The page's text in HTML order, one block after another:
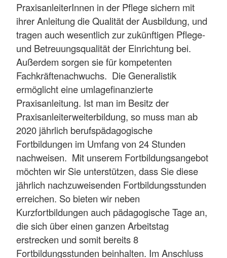
PraxisanleiterInnen in der Pflege sichern mit
ihrer Anleitung die Qualität der Ausbildung, und
tragen auch wesentlich zur zukünftigen Pflege-
und Betreuungsqualität der Einrichtung bei.
Außerdem sorgen sie für kompetenten
Fachkräftenachwuchs. Die Generalistik
ermöglicht eine umlagefinanzierte
Praxisanleitung. Ist man im Besitz der
Praxisanleiterweiterbildung, so muss man ab
2020 jährlich berufspädagogische
Fortbildungen im Umfang von 24 Stunden
nachweisen. Mit unserem Fortbildungsangebot
möchten wir Sie unterstützen, dass Sie diese
jährlich nachzuweisenden Fortbildungsstunden
erreichen. So bieten wir neben
Kurzfortbildungen auch pädagogische Tage an,
die sich über einen ganzen Arbeitstag
erstrecken und somit bereits 8
Fortbildungsstunden beinhalten. Im Anschluss